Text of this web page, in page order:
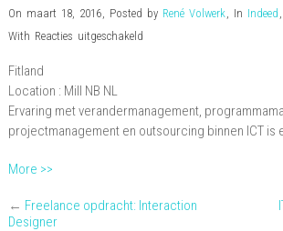
On maart 18, 2016, Posted by René Volwerk, In Indeed ,
With Reacties uitgeschakeldvoor
Fitland
Location : Mill NB NL
Ervaring met verandermanagement,
projectmanagement en outsourcing binnen ICT is
More >>
← Freelance opdracht: Interaction
Designer